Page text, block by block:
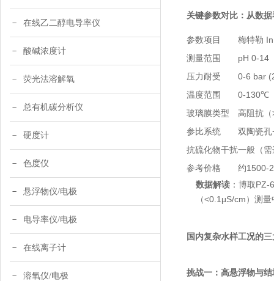
在线乙二醇电导率仪
酸碱浓度计
荧光法溶解氧
总有机碳分析仪
硬度计
色度仪
悬浮物仪/电极
电导率仪/电极
在线离子计
溶氧仪/电极
关键参数对比：从数
参数项目
梅特勒
测量范围
pH 0-14
压力耐受
0-6 bar
温度范围
0-130℃
玻璃膜类型
高阻抗
参比系统
双陶瓷孔
抗硫化物干扰一般（
参考价格
约1500-
数据解读 ：博取
（<0.1μS/cm）测
国内复杂水样工况的
挑战一：高悬浮物与